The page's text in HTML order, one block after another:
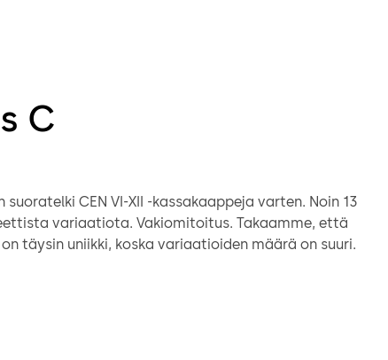
C
CEN VI-XII -kassakaappeja varten. Noin 13
Vakiomitoitus. Takaamme, että
täysin uniikki, koska variaatioiden määrä on suuri.